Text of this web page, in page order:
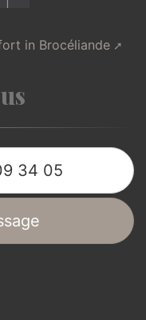
in Brocéliande
34 05